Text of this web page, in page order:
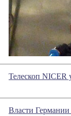
Телескоп NICER
Власти